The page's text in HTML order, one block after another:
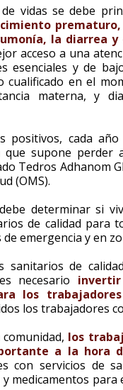
vidas se debe
la diarrea y
acceso a una
esenciales y de
en el
materna, y
positivos, cada
que supone
Tedros Adhanom
(OMS).
determinar si
de calidad para
emergencia y en
sanitarios de
necesario
los
los trabajadores
los
a la hora
con servicios de
medicamentos